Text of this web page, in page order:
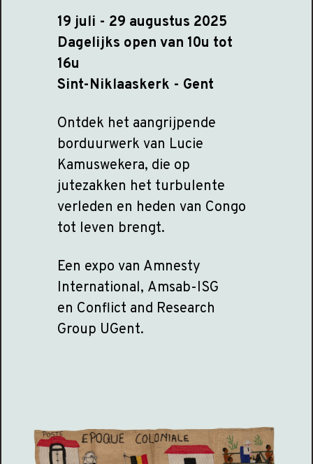
19 juli - 29 augustus 2025
Dagelijks open van 10u tot
16u
Sint-Niklaaskerk - Gent
Ontdek het aangrijpende
borduurwerk van Lucie
Kamuswekera, die op
jutezakken het turbulente
verleden en heden van Congo
tot leven brengt.
Een expo van Amnesty
International, Amsab-ISG
en Conflict and Research
Group UGent.